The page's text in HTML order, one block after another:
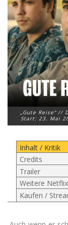
„Gute Reise“ //
Start: 23. Mai
Inhalt / Kritik
Credits
Trailer
Weitere
Kaufen /